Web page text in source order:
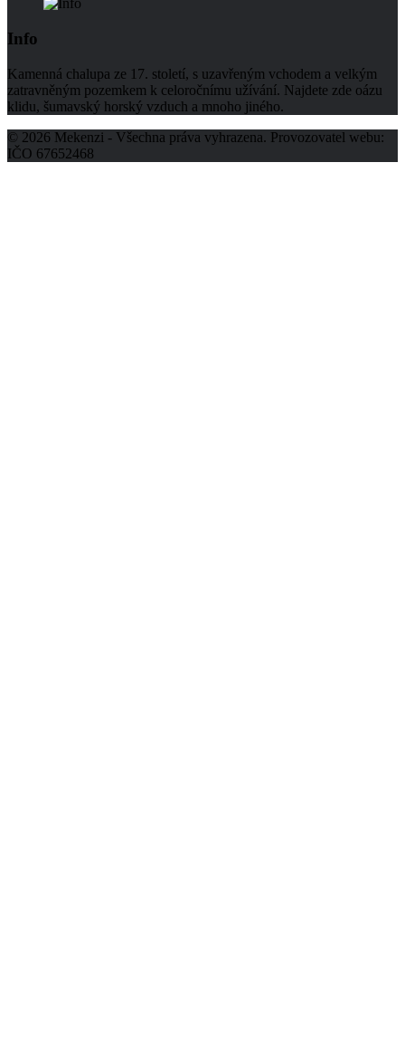
Info
Kamenná chalupa ze 17. století, s uzavřeným vchodem a velkým
zatravněným pozemkem k celoročnímu užívání. Najdete zde oázu
klidu, šumavský horský vzduch a mnoho jiného.
© 2026 Mekenzi - Všechna práva vyhrazena. Provozovatel webu:
IČO 67652468